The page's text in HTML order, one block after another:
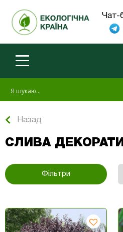
Чат-
Назад
СЛИВА
Фільтри